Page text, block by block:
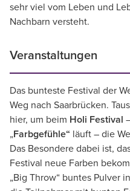
sehr viel vom Leben und
Nachbarn versteht.
Veranstaltungen
Das bunteste Festival der
Weg nach Saarbrücken.
hier, um beim Holi Festival
„Farbgefühle“ läuft – die
Das Besondere dabei ist,
Festival neue Farben
„Big Throw“ buntes Pulver